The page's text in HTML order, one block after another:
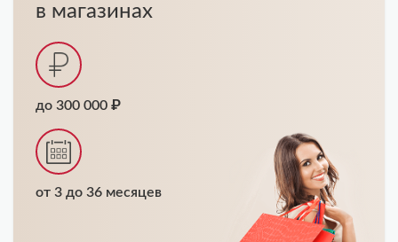
в магазинах
до 300 000 ₽
от 3 до 36 месяцев